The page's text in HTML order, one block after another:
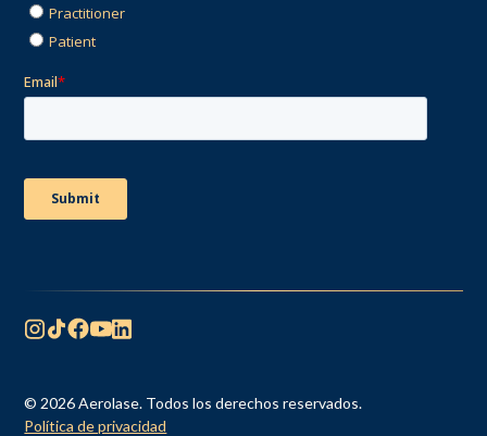
© 2026 Aerolase. Todos los derechos reservados.
Política de privacidad